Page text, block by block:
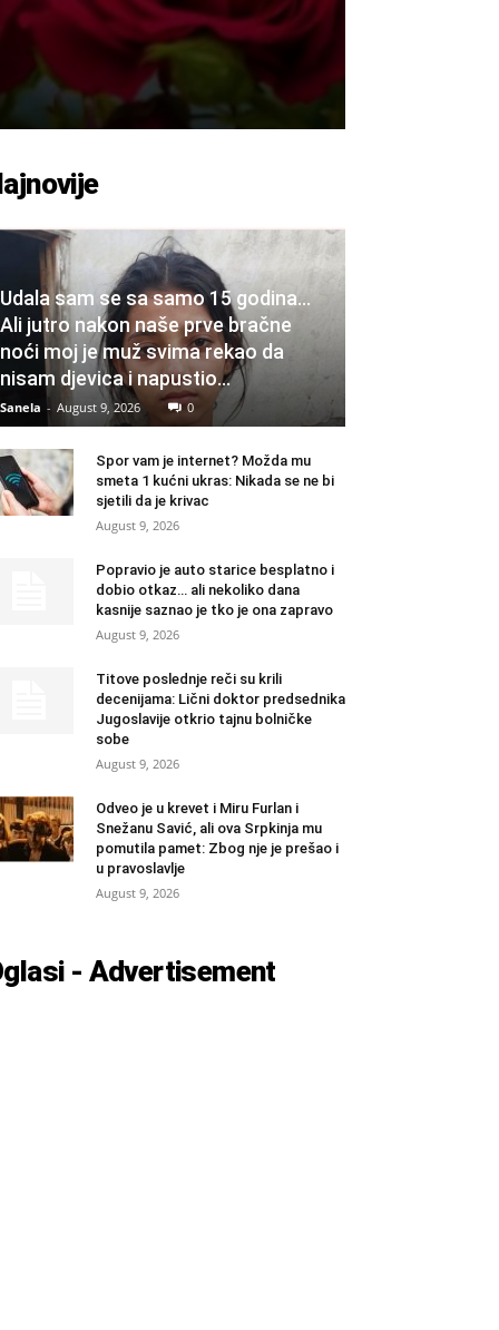
Udala sam se sa samo 15 godina…
Ali jutro nakon naše prve bračne
noći moj je muž svima rekao da
nisam djevica i napustio...
Sanela - August 9, 2026 0
Spor vam je internet? Možda mu
smeta 1 kućni ukras: Nikada se ne bi
sjetili da je krivac
August 9, 2026
Popravio je auto starice besplatno i
dobio otkaz… ali nekoliko dana
kasnije saznao je tko je ona zapravo
August 9, 2026
Titove poslednje reči su krili
decenijama: Lični doktor predsednika
Jugoslavije otkrio tajnu bolničke
sobe
August 9, 2026
Odveo je u krevet i Miru Furlan i
Snežanu Savić, ali ova Srpkinja mu
pomutila pamet: Zbog nje je prešao i
u pravoslavlje
August 9, 2026
- Advertisement